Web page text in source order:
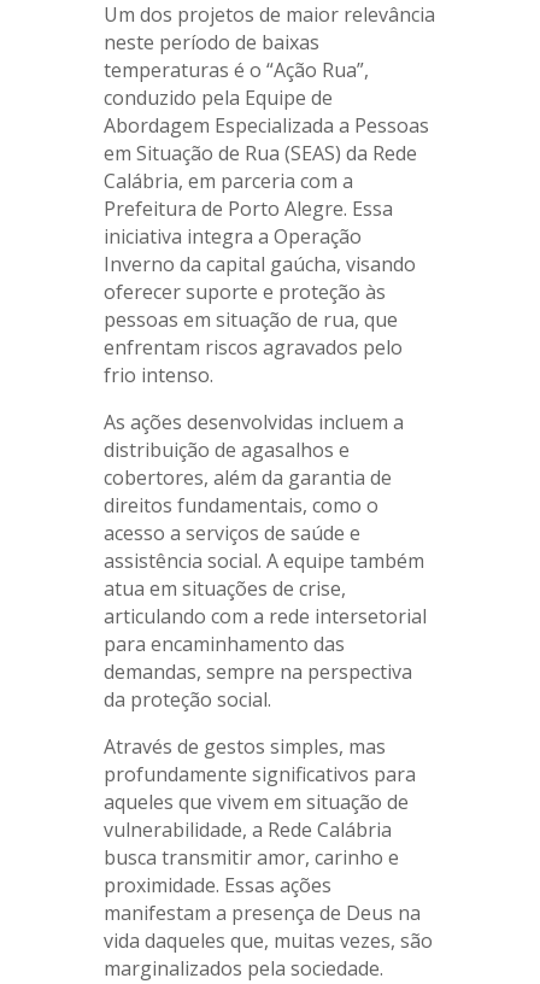
Um dos projetos de maior relevância
neste período de baixas
temperaturas é o “Ação Rua”,
conduzido pela Equipe de
Abordagem Especializada a Pessoas
em Situação de Rua (SEAS) da Rede
Calábria, em parceria com a
Prefeitura de Porto Alegre. Essa
iniciativa integra a Operação
Inverno da capital gaúcha, visando
oferecer suporte e proteção às
pessoas em situação de rua, que
enfrentam riscos agravados pelo
frio intenso.
As ações desenvolvidas incluem a
distribuição de agasalhos e
cobertores, além da garantia de
direitos fundamentais, como o
acesso a serviços de saúde e
assistência social. A equipe também
atua em situações de crise,
articulando com a rede intersetorial
para encaminhamento das
demandas, sempre na perspectiva
da proteção social.
Através de gestos simples, mas
profundamente significativos para
aqueles que vivem em situação de
vulnerabilidade, a Rede Calábria
busca transmitir amor, carinho e
proximidade. Essas ações
manifestam a presença de Deus na
vida daqueles que, muitas vezes, são
marginalizados pela sociedade.